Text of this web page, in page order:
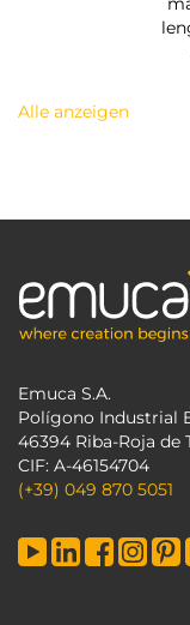
Alle anzeigen
Emuca S.A.
Polígono Industrial
46394 Riba-Roja de
CIF: A-46154704
(+39) 049 870 5051